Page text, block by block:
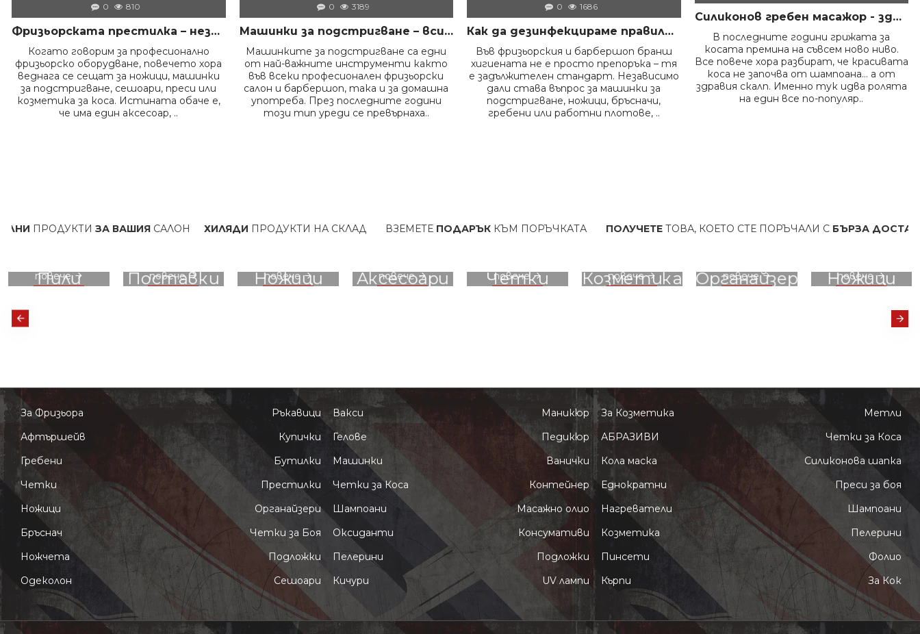
0 810
Фризьорската престилка – незаменимият помощник на всеки професионалист в салона
Когато говорим за професионално
фризьорско оборудване, повечето хора
веднага се сещат за ножици, машинки
за подстригване, сешоари, преси или
козметика за коса. Истината обаче е,
че има един аксесоар, ..
0 3189
Машинки за подстригване – всичко, което трябва да знаем преди да изберем правилния модел
Машинките за подстригване са едни
от най-важните инструменти както
във всеки професионален фризьорски
салон и барбершоп, така и за домашна
употреба. През последните години
този тип уреди се превърнаха..
0 1686
Как да дезинфекцираме правилно инструментите във фризьорски салон – пълно професионално ръководство
Във фризьорския и барбершоп бранш
хигиената не е просто препоръка – тя
е задължителен стандарт. Независимо
дали става въпрос за машинки за
подстригване, ножици, бръсначи,
гребени или работни плотове, ..
Силиконов гребен масажор - здрава коса и скалп
В последните години грижата за
косата премина на съвсем ново ниво.
Все повече хора разбират, че красивата
коса не започва от шампоана… а от
здравия скалп. Именно тук идва ролята
на един все по-популяр..
ЗА ВАШИЯСАЛОН ХИЛЯДИПРОДУКТИ НА СКЛАДВЗЕМЕТЕ ПОДАРЪККЪМ ПОРЪЧКАТА ПОЛУЧЕТЕ ТОВА, КОЕТО СТЕ ПОРЪЧАЛИ СБЪРЗА ДОСТАВКА И
Пили
повече
Поставки
повече
Ножици
повече
Аксесоари
повече
Четки
повече
Козметика
повече
Органайзер
повече
Ножици
повече
За Фризьора
Афтършейв
Гребени
Четки
Ножици
Бръснач
Ножчета
Одеколон
Ръкавици
Купички
Бутилки
Престилки
Органайзери
Четки за Боя
Подложки
Сешоари
Вакси
Гелове
Машинки
Четки за Коса
Шампоани
Оксиданти
Пелерини
Кичури
Маникюр
Педикюр
Ванички
Контейнер
Масажно олио
Консумативи
Подложки
UV лампи
За Козметика
АБРАЗИВИ
Кола маска
Еднократни
Нагреватели
Козметика
Пинсети
Кърпи
Метли
Четки за Коса
Силиконова шапка
Преси за боя
Шампоани
Пелерини
Фолио
За Кок